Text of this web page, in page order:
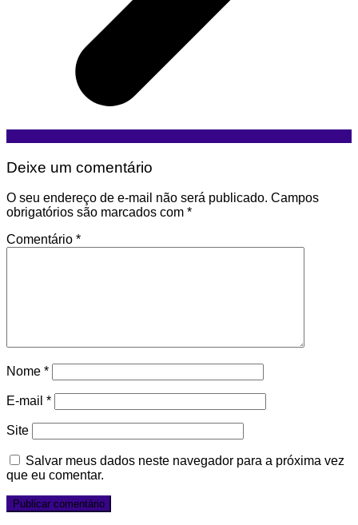
Deixe um comentário
O seu endereço de e-mail não será publicado. Campos
obrigatórios são marcados com *
Comentário *
Nome *
E-mail *
Site
Salvar meus dados neste navegador para a próxima vez
que eu comentar.